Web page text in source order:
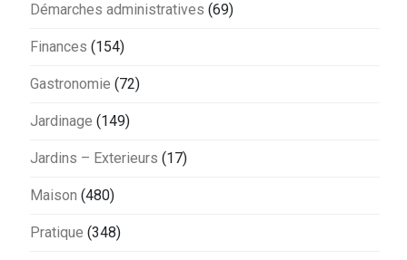
Démarches administratives (69)
Finances (154)
Gastronomie (72)
Jardinage (149)
Jardins – Exterieurs (17)
Maison (480)
Pratique (348)